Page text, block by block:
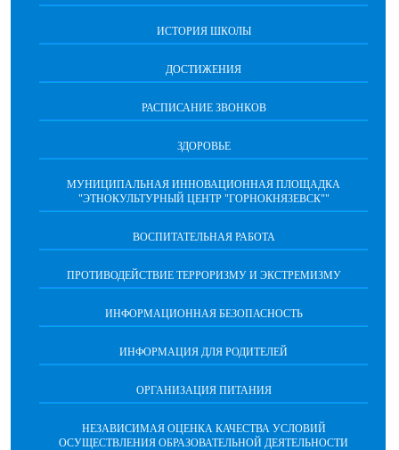
ИСТОРИЯ ШКОЛЫ
ДОСТИЖЕНИЯ
РАСПИСАНИЕ ЗВОНКОВ
ЗДОРОВЬЕ
МУНИЦИПАЛЬНАЯ ИННОВАЦИОННАЯ ПЛОЩАДКА
"ЭТНОКУЛЬТУРНЫЙ ЦЕНТР "ГОРНОКНЯЗЕВСК""
ВОСПИТАТЕЛЬНАЯ РАБОТА
ПРОТИВОДЕЙСТВИЕ ТЕРРОРИЗМУ И ЭКСТРЕМИЗМУ
ИНФОРМАЦИОННАЯ БЕЗОПАСНОСТЬ
ИНФОРМАЦИЯ ДЛЯ РОДИТЕЛЕЙ
ОРГАНИЗАЦИЯ ПИТАНИЯ
НЕЗАВИСИМАЯ ОЦЕНКА КАЧЕСТВА УСЛОВИЙ
ОСУЩЕСТВЛЕНИЯ ОБРАЗОВАТЕЛЬНОЙ ДЕЯТЕЛЬНОСТИ